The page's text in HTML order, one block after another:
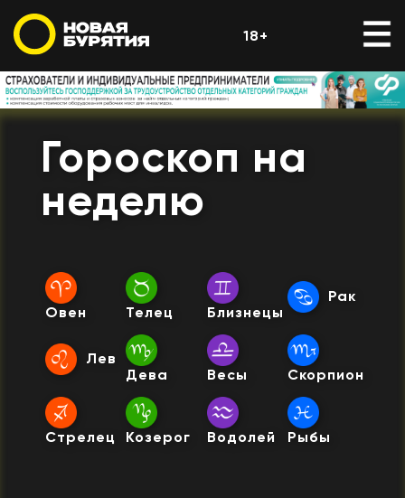
18+
Гороскоп на
неделю
Овен Телец Близнецы
Рак
Лев
Дева
Весы Скорпион
Стрелец Козерог Водолей Рыбы